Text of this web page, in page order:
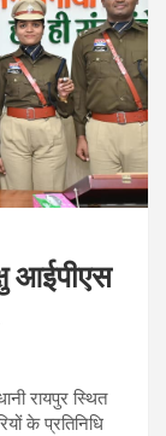
आईपीएस
रायपुर स्थित
के प्रतिनिधि